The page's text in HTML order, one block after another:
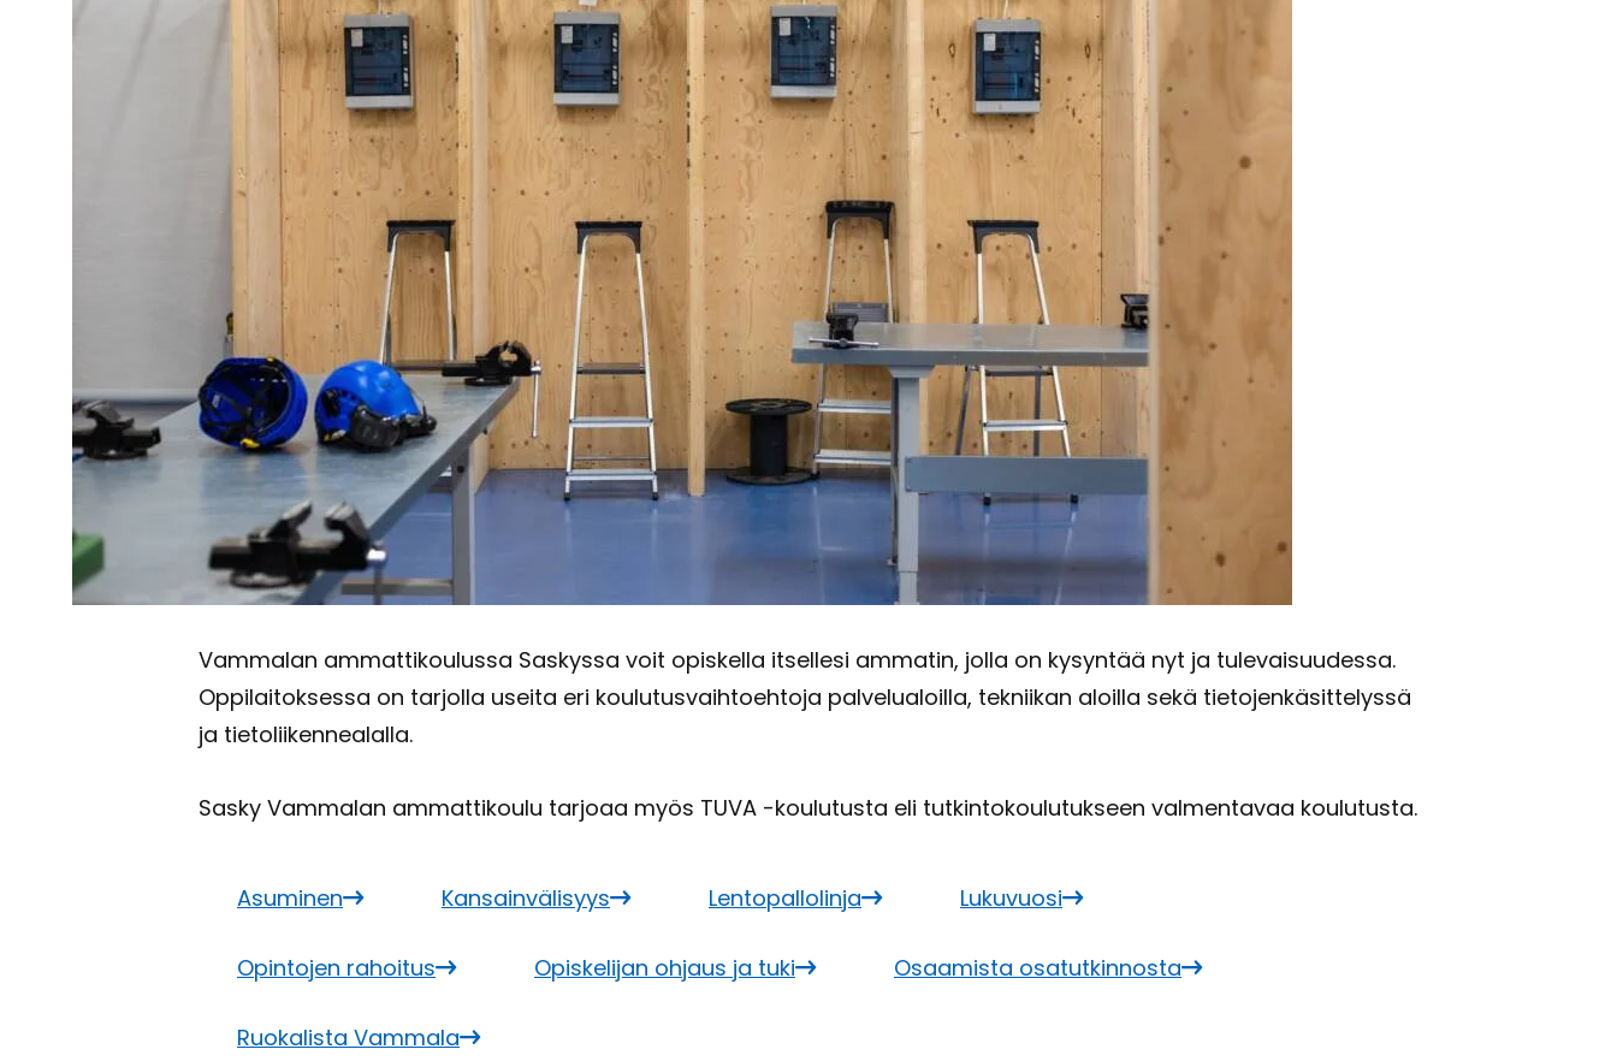
Vam­ma­lan am­mat­ti­kou­lus­sa Sas­kys­sa voit opis­kel­la it­sel­le­si am­ma­tin, jolla on ky­syn­tää nyt ja tu­le­vai­suu­des­sa.
Op­pi­lai­tok­ses­sa on tar­jol­la usei­ta eri kou­lu­tus­vaih­toeh­to­ja pal­ve­lua­loil­la, tek­nii­kan aloil­la sekä tie­to­jen­kä­sit­te­lys­sä
ja tie­to­lii­ken­nea­lal­la.
Sasky Vam­ma­lan am­mat­ti­kou­lu tar­jo­aa myös TUVA -​koulutusta eli tut­kin­to­kou­lu­tuk­seen val­men­ta­vaa kou­lu­tus­ta.
Asu­mi­nen Kan­sain­vä­li­syys Len­to­pal­lo­lin­ja Lu­ku­vuo­si
Opin­to­jen ra­hoi­tus Opis­ke­li­jan oh­jaus ja tuki Osaa­mis­ta osa­tut­kin­nos­ta
Ruo­ka­lis­ta Vam­ma­la